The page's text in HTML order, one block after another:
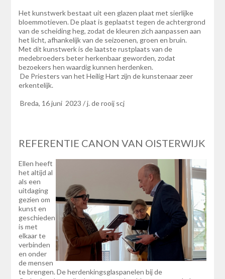
Het kunstwerk bestaat uit een glazen plaat met sierlijke
bloemmotieven. De plaat is geplaatst tegen de achtergrond
van de scheiding heg, zodat de kleuren zich aanpassen aan
het licht, afhankelijk van de seizoenen, groen en bruin.
Met dit kunstwerk is de laatste rustplaats van de
medebroeders beter herkenbaar geworden, zodat
bezoekers hen waardig kunnen herdenken.
De Priesters van het Heilig Hart zijn de kunstenaar zeer
erkentelijk.
Breda, 16 juni 2023 / j. de rooij scj
REFERENTIE CANON VAN OISTERWIJK
Ellen heeft
het altijd al
als een
uitdaging
gezien om
kunst en
geschieden
is met
elkaar te
verbinden
en onder
de mensen
te brengen. De herdenkingsglaspanelen bij de